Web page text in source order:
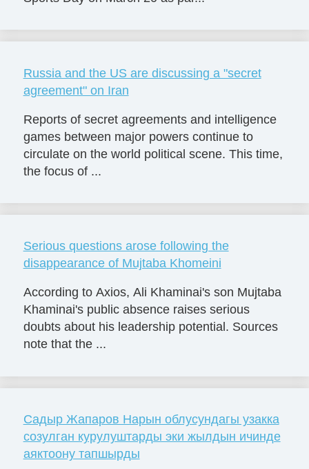
Russia and the US are discussing a "secret
agreement" on Iran
Reports of secret agreements and intelligence
games between major powers continue to
circulate on the world political scene. This time,
the focus of ...
Serious questions arose following the
disappearance of Mujtaba Khomeini
According to Axios, Ali Khaminai's son Mujtaba
Khaminai's public absence raises serious
doubts about his leadership potential. Sources
note that the ...
Садыр Жапаров Нарын облусундагы узакка
созулган курулуштарды эки жылдын ичинде
аяктоону тапшырды